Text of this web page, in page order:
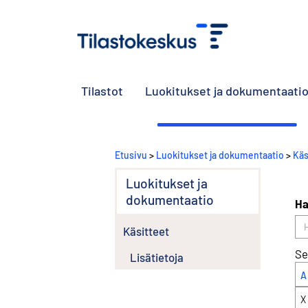
Tilastot Luokitukset ja dokumentaatio
Etusivu > Luokitukset ja dokumentaatio >
Luokitukset ja
dokumentaatio
Käsitteet
Lisätietoja
A
X